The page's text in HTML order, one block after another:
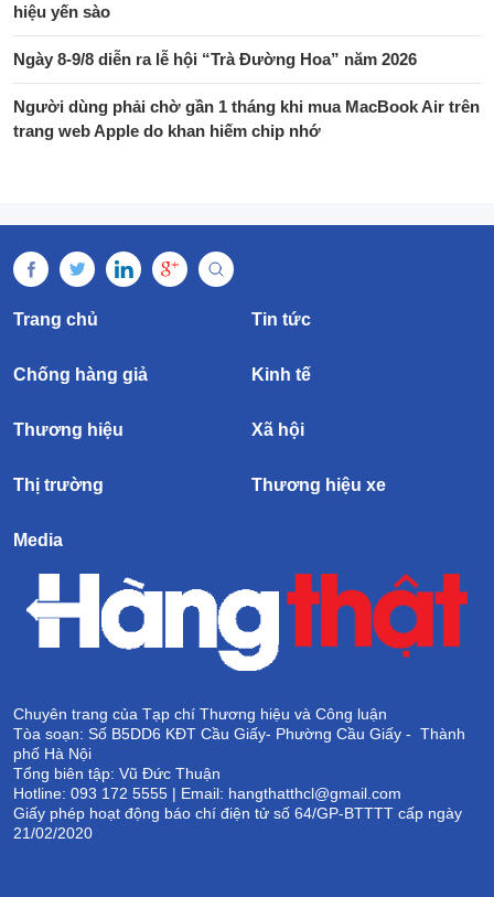
hiệu yến sào
Ngày 8-9/8 diễn ra lễ hội “Trà Đường Hoa” năm 2026
Người dùng phải chờ gần 1 tháng khi mua MacBook Air trên
trang web Apple do khan hiếm chip nhớ
Trang chủ Tin tức
Chống hàng giả Kinh tế
Thương hiệu Xã hội
Thị trường Thương hiệu xe
Media
Chuyên trang của Tạp chí Thương hiệu và Công luận
Tòa soạn: Số B5DD6 KĐT Cầu Giấy- Phường Cầu Giấy - Thành
phố Hà Nội
Tổng biên tập: Vũ Đức Thuận
Hotline: 093 172 5555 | Email: hangthatthcl@gmail.com
Giấy phép hoạt động báo chí điện tử số 64/GP-BTTTT cấp ngày
21/02/2020